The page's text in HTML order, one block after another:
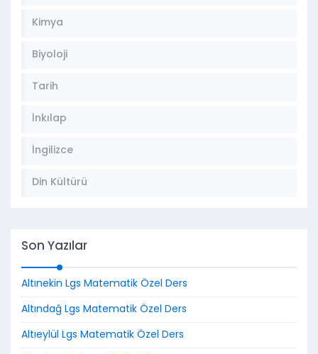
Kimya
Biyoloji
Tarih
İnkılap
İngilizce
Din Kültürü
Son Yazılar
Altınekin Lgs Matematik Özel Ders
Altındağ Lgs Matematik Özel Ders
Altıeylül Lgs Matematik Özel Ders